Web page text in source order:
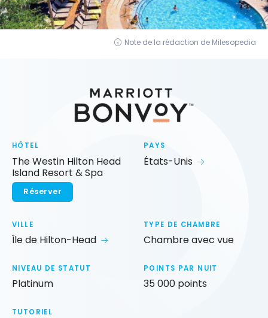
Note de la rédaction de Milesopedia
HÔTEL
The Westin Hilton Head
Island Resort & Spa
Réserver
PAYS
États-Unis
VILLE
Île de Hilton-Head
TYPE DE CHAMBRE
Chambre avec vue
NIVEAU DE STATUT
Platinum
POINTS PAR NUIT
35 000 points
TUTORIEL